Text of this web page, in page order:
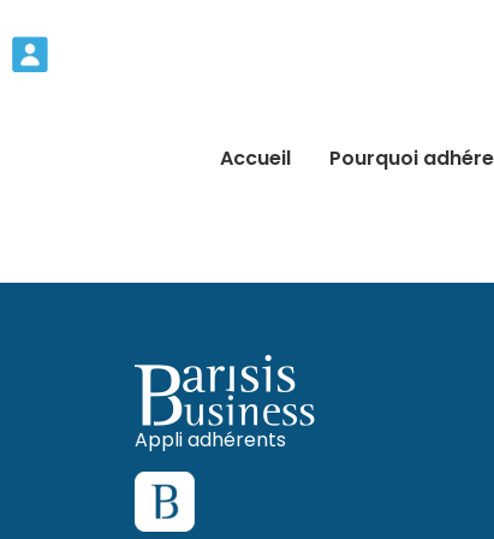
Accueil Pourquoi
Appli adhérents